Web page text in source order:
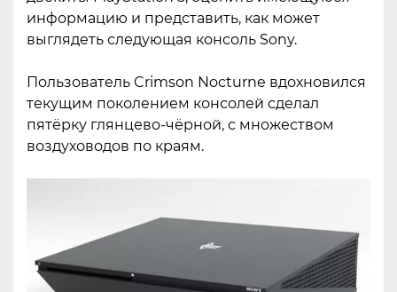
информацию и представить, как может
выглядеть следующая консоль Sony.
Пользователь Crimson Nocturne вдохновился
текущим поколением консолей сделал
пятёрку глянцево-чёрной, с множеством
воздуховодов по краям.